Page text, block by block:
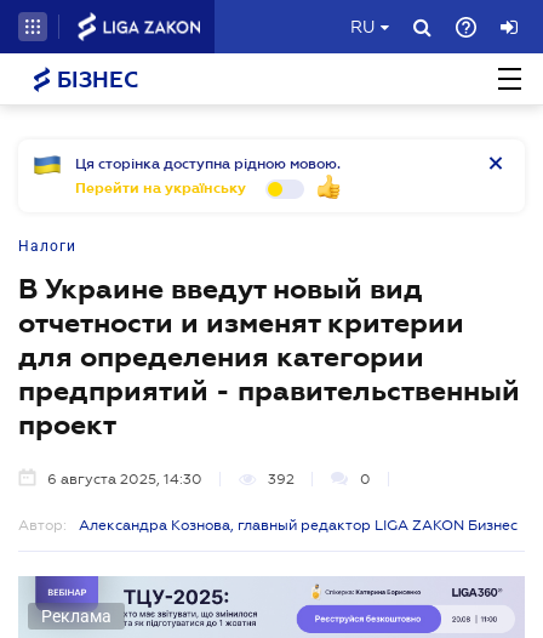
RU
БІЗНЕС
Ця сторінка доступна рідною мовою.
Перейти на українську
Налоги
В Украине введут новый вид
отчетности и изменят критерии
для определения категории
предприятий - правительственный
проект
6 августа 2025, 14:30 392 0
Автор: Александра Кознова, главный редактор LIGA ZAKON Бизнес
Реклама